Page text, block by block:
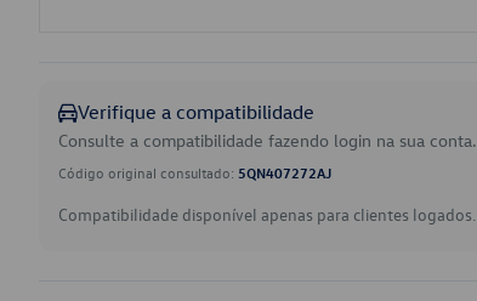
Verifique a compatibilidade
Consulte a compatibilidade fazendo login na sua conta.
Código original consultado: 5QN407272AJ
Compatibilidade disponível apenas para clientes logados.